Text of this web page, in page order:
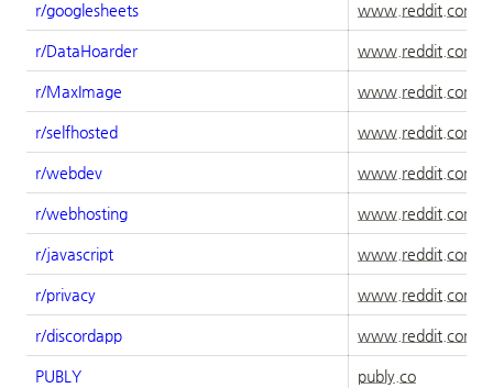
r/googlesheets www.reddit.com
r/DataHoarder www.reddit.com
r/MaxImage www.reddit.com
r/selfhosted www.reddit.com
r/webdev www.reddit.com
r/webhosting www.reddit.com
r/javascript www.reddit.com
r/privacy www.reddit.com
r/discordapp www.reddit.com
PUBLY publy.co